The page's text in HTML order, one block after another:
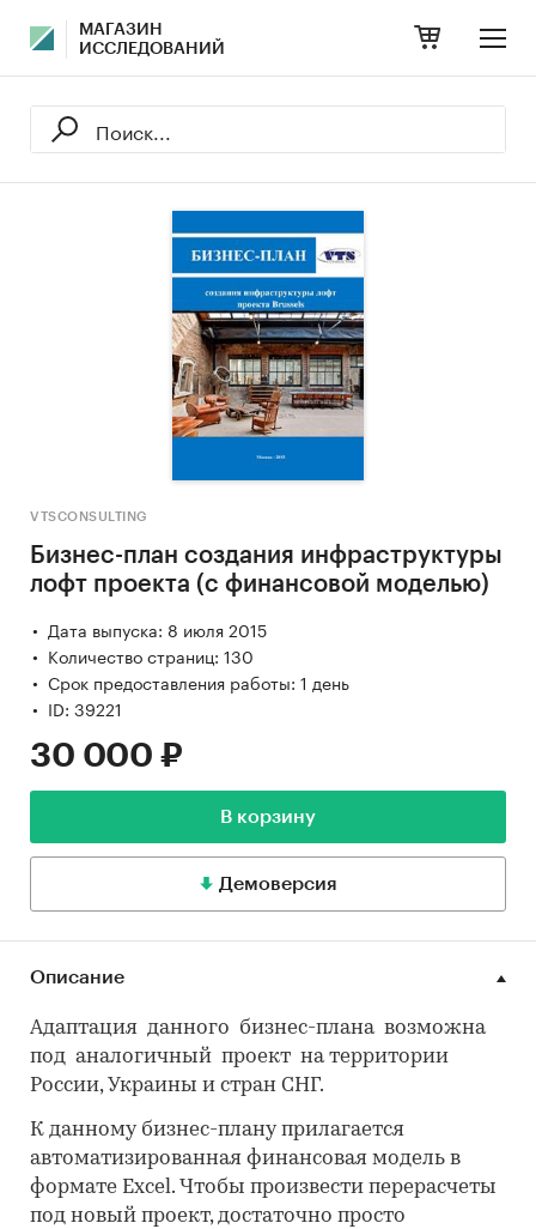
МАГАЗИН
ИССЛЕДОВАНИЙ
VTSCONSULTING
Бизнес-план создания инфраструктуры
лофт проекта (с финансовой моделью)
Дата выпуска: 8 июля 2015
Количество страниц: 130
Срок предоставления работы: 1 день
ID: 39221
30 000 ₽
В корзину
Демоверсия
Описание
Адаптация данного бизнес-плана возможна
под аналогичный проект на территории
России, Украины и стран СНГ.
К данному бизнес-плану прилагается
автоматизированная финансовая модель в
формате Excel. Чтобы произвести перерасчеты
под новый проект, достаточно просто